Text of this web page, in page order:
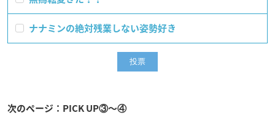
ナナミンの絶対残業しない姿勢好き
次のページ：PICK UP③〜④